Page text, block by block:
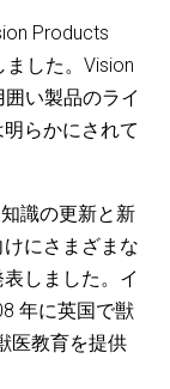
Products
ました。Vision
い製品のライ
らかにされて
識の更新と新
にさまざまな
しました。イ
年に英国で獣
医教育を提供